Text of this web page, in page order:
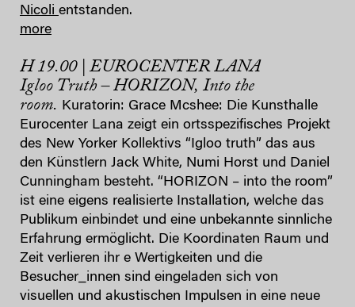
Nicoli entstanden.
more
H 19.00 | EUROCENTER LANA
Igloo Truth –HORIZON, Into the
room. Kuratorin: Grace Mcshee: Die Kunsthalle
Eurocenter Lana zeigt ein ortsspezifisches Projekt
des New Yorker Kollektivs “Igloo truth” das aus
den Künstlern Jack White, Numi Horst und Daniel
Cunningham besteht. “HORIZON – into the room”
ist eine eigens realisierte Installation, welche das
Publikum einbindet und eine unbekannte sinnliche
Erfahrung ermöglicht. Die Koordinaten Raum und
Zeit verlieren ihr e Wertigkeiten und die
Besucher_innen sind eingeladen sich von
visuellen und akustischen Impulsen in eine neue